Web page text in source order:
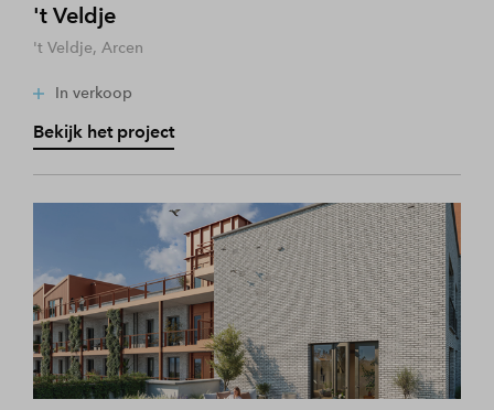
't Veldje
't Veldje, Arcen
In verkoop
Bekijk het project